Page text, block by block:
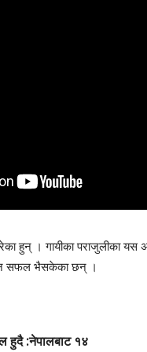
हुन् । गायीका पराजुलीका यस
सफल भैसकेका छन् ।
हुदै :नेपालबाट १४